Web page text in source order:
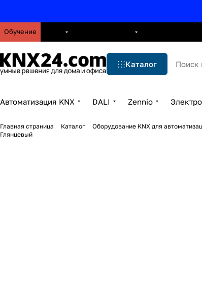
Обучение
Каталог
Автоматизация KNX DALI Zennio
Главная страница Каталог Оборудование KNX для
Глянцевый